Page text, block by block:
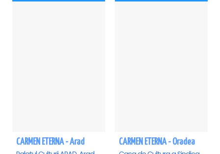
CARMEN ETERNA - Arad CARMEN ETERNA - Oradea